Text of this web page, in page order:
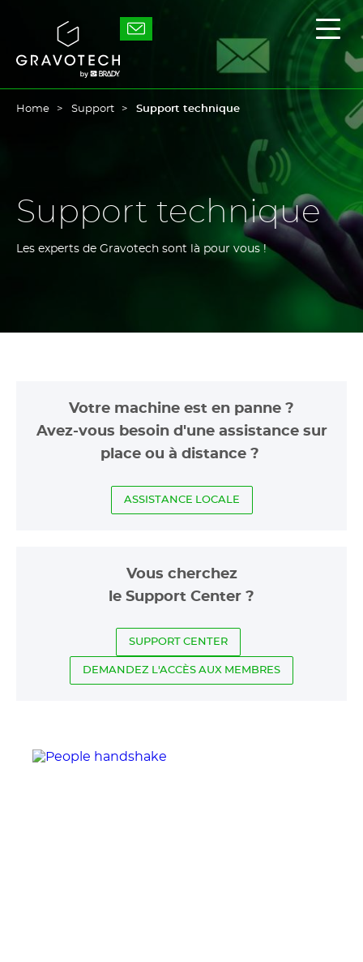
Gravotech
/
Home Support Support technique
Support technique
Les experts de Gravotech sont là pour vous !
Votre machine est en panne ?
Avez-vous besoin d'une assistance sur
place ou à distance ?
ASSISTANCE LOCALE
Vous cherchez
le Support Center ?
SUPPORT CENTER
DEMANDEZ L'ACCÈS AUX MEMBRES